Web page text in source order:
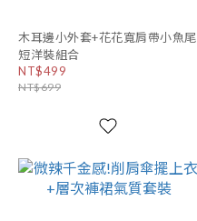
木耳邊小外套+花花寬肩帶小魚尾
短洋裝組合
NT$499
NT$699